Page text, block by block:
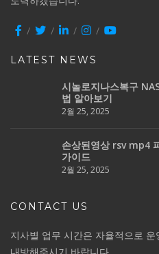
LATEST NEWS
시놀로지나스복구
법 알아보기
2월 25, 2025
손상된영상 rsv mp4
가이드
2월 25, 2025
CONTACT US
지사별 업무 시간은 자율적으로